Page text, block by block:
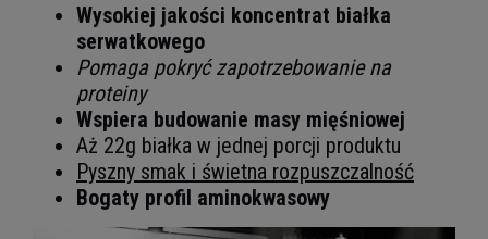
Wysokiej jakości koncentrat białka
serwatkowego
Pomaga pokryć zapotrzebowanie na
proteiny
Wspiera budowanie masy mięśniowej
Aż 22g białka w jednej porcji produktu
Pyszny smak i świetna rozpuszczalność
Bogaty profil aminokwasowy